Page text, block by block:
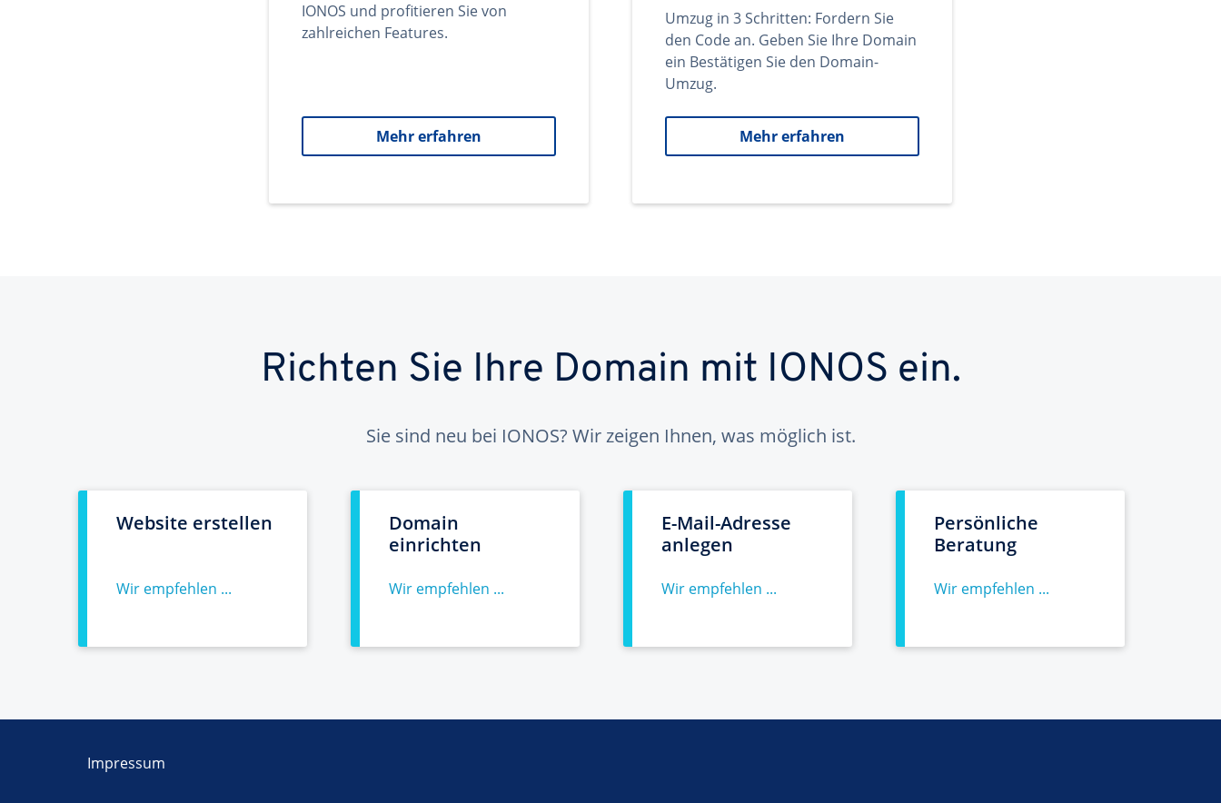
IONOS und profitieren Sie von
zahlreichen Features.
Mehr erfahren
Umzug in 3 Schritten: Fordern Sie
den Code an. Geben Sie Ihre Domain
ein Bestätigen Sie den Domain-
Umzug.
Mehr erfahren
Richten Sie Ihre Domain mit IONOS ein.
Sie sind neu bei IONOS? Wir zeigen Ihnen, was möglich ist.
Website erstellen
Wir empfehlen ...
Domain
einrichten
Wir empfehlen ...
E-Mail-Adresse
anlegen
Wir empfehlen ...
Persönliche
Beratung
Wir empfehlen ...
Impressum